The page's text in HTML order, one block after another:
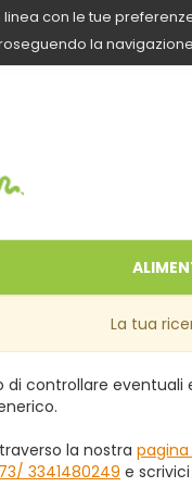
con le tue
la
La tua
di controllare
la nostra
3341480249 e